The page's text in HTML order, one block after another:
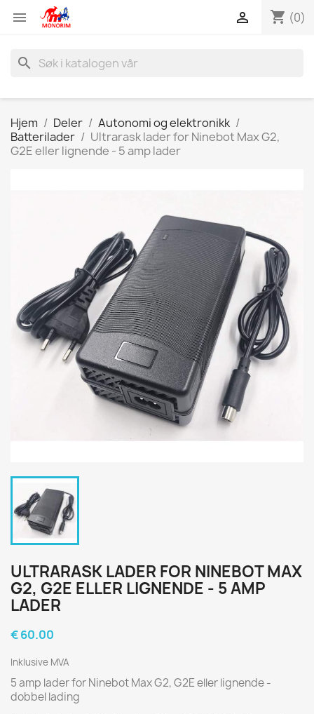
 shopping_cart (0)

search
Hjem Deler
Autonomi og elektronikk
Batterilader
Ultrarask lader for Ninebot Max G2,
G2E eller lignende - 5 amp lader
ULTRARASK LADER FOR NINEBOT MAX
G2, G2E ELLER LIGNENDE - 5 AMP
LADER
€ 60.00
Inklusive MVA
5 amp lader for Ninebot Max G2, G2E eller lignende -
dobbel lading